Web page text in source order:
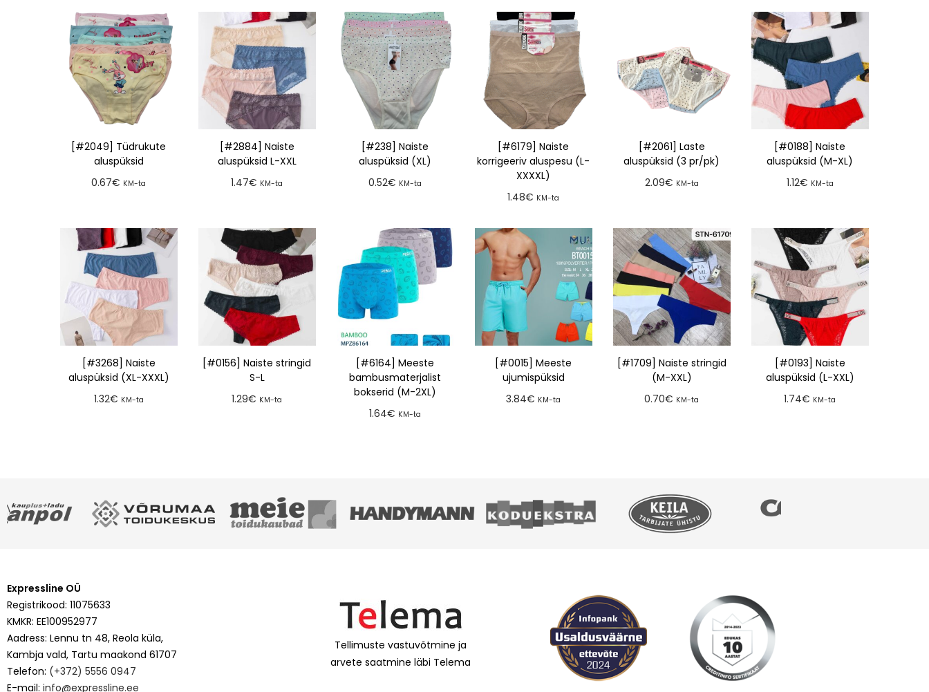
[#2049] Tüdrukute
aluspüksid
0.67€ KM-ta
[#2884] Naiste
aluspüksid L-XXL
1.47€ KM-ta
[#238] Naiste
aluspüksid (XL)
0.52€ KM-ta
[#6179] Naiste
korrigeeriv aluspesu (L-
XXXXL)
1.48€ KM-ta
[#2061] Laste
aluspüksid (3 pr/pk)
2.09€ KM-ta
[#0188] Naiste
aluspüksid (M-XL)
1.12€ KM-ta
[#3268] Naiste
aluspüksid (XL-XXXL)
1.32€ KM-ta
[#0156] Naiste stringid
S-L
1.29€ KM-ta
[#6164] Meeste
bambusmaterjalist
bokserid (M-2XL)
1.64€ KM-ta
[#0015] Meeste
ujumispüksid
3.84€ KM-ta
[#1709] Naiste stringid
(M-XXL)
0.70€ KM-ta
[#0193] Naiste
aluspüksid (L-XXL)
1.74€ KM-ta
Expressline OÜ
Registrikood: 11075633
KMKR: EE100952977
Aadress: Lennu tn 48, Reola küla,
Kambja vald, Tartu maakond 61707
Telefon: (+372) 5556 0947
E-mail: info@expressline.ee
Tellimuste vastuvõtmine ja
arvete saatmine läbi Telema